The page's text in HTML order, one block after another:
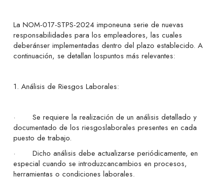
La NOM-017-STPS-2024 imponeuna serie de nuevas
responsabilidades para los empleadores, las cuales
deberánser implementadas dentro del plazo establecido. A
continuación, se detallan lospuntos más relevantes:
1. Análisis de Riesgos Laborales:
· Se requiere la realización de un análisis detallado y
documentado de los riesgoslaborales presentes en cada
puesto de trabajo.
· Dicho análisis debe actualizarse periódicamente, en
especial cuando se introduzcancambios en procesos,
herramientas o condiciones laborales.